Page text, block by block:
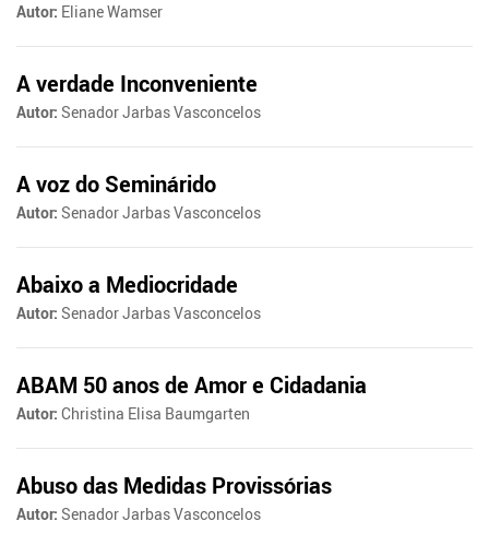
Autor: Eliane Wamser
A verdade Inconveniente
Autor: Senador Jarbas Vasconcelos
A voz do Seminárido
Autor: Senador Jarbas Vasconcelos
Abaixo a Mediocridade
Autor: Senador Jarbas Vasconcelos
ABAM 50 anos de Amor e Cidadania
Autor: Christina Elisa Baumgarten
Abuso das Medidas Provissórias
Autor: Senador Jarbas Vasconcelos